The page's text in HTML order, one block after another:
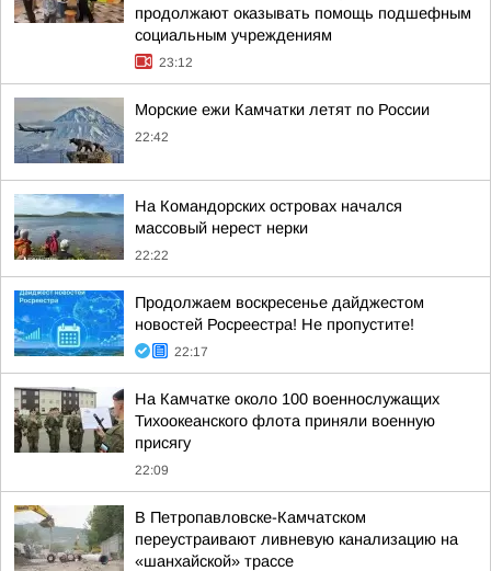
продолжают оказывать помощь подшефным
социальным учреждениям
23:12
Морские ежи Камчатки летят по России
22:42
На Командорских островах начался
массовый нерест нерки
22:22
Продолжаем воскресенье дайджестом
новостей Росреестра! Не пропустите!
22:17
На Камчатке около 100 военнослужащих
Тихоокеанского флота приняли военную
присягу
22:09
В Петропавловске-Камчатском
переустраивают ливневую канализацию на
«шанхайской» трассе